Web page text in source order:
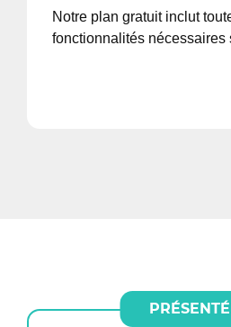
Notre plan gratuit inclut
fonctionnalités nécessaires